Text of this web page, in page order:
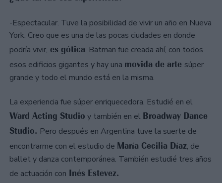
-Espectacular. Tuve la posibilidad de vivir un año en Nueva
York. Creo que es una de las pocas ciudades en donde
podría vivir, es gótica. Batman fue creada ahí, con todos
esos edificios gigantes y hay una movida de arte súper
grande y todo el mundo está en la misma.
La experiencia fue súper enriquecedora. Estudié en el
Ward Acting Studio y también en el Broadway Dance
Studio. Pero después en Argentina tuve la suerte de
encontrarme con el estudio de María Cecilia Díaz, de
ballet y danza contemporánea. También estudié tres años
de actuación con Inés Estevez.